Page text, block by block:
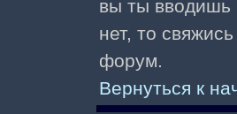
вы ты вводишь
нет, то
форум.
Вернуться к